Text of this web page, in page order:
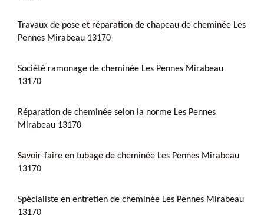
Travaux de pose et réparation de chapeau de cheminée Les
Pennes Mirabeau 13170
Société ramonage de cheminée Les Pennes Mirabeau
13170
Réparation de cheminée selon la norme Les Pennes
Mirabeau 13170
Savoir-faire en tubage de cheminée Les Pennes Mirabeau
13170
Spécialiste en entretien de cheminée Les Pennes Mirabeau
13170